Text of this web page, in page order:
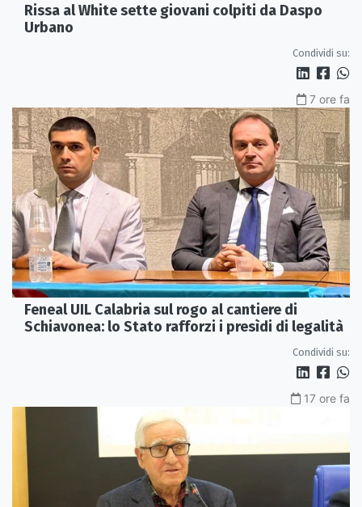
Rissa al White sette giovani colpiti da Daspo
Urbano
Condividi su:
7 ore fa
Feneal UIL Calabria sul rogo al cantiere di
Schiavonea: lo Stato rafforzi i presìdi di legalità
Condividi su:
17 ore fa